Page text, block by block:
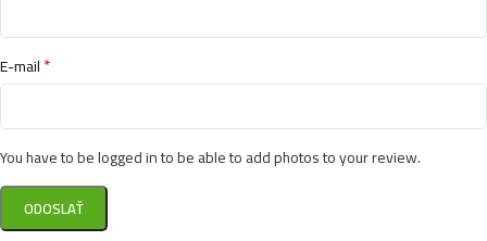
E-mail*
You have to be logged in to be able to add photos to your review.